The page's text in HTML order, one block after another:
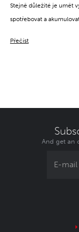
Stejně důležité je umět
spotřebovat a
Přečíst
And get an